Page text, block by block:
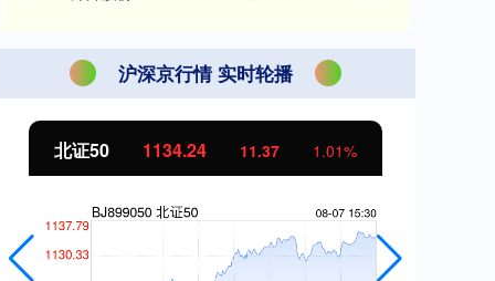
沪深京行情 实时轮播
北证50 1134.24 11.37 1.01%